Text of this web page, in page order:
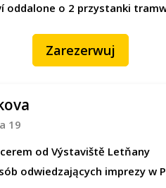
oddalone o 2 przystanki
Zarezerwuj
19
od Výstaviště Letňany
odwiedzających imprezy w